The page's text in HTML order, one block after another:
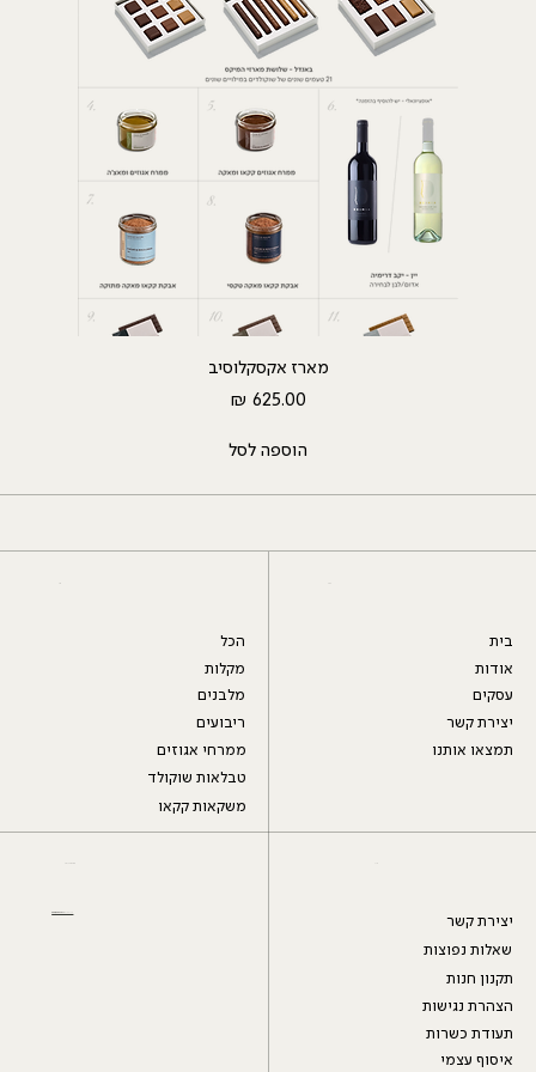
מארז אקסקלוסיב
מחיר
הוספה לסל
יצירת קשר
תקנון חנות
שאלות נפוצות
הצהרת נגישות
תעודת כשרות
איסוף עצמי
הכל
מקלות
מלבנים
ריבועים
ממרחי אגוזים
טבלאות שוקולד
משקאות קקאו
בית
אודות
עסקים
יצירת קשר
תמצאו אותנו